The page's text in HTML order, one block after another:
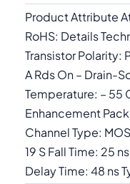
Product Attribute
RoHS: Details
Transistor Polarity:
A Rds On – Drain-
Temperature: – 55
Enhancement
Channel Type:
19 S Fall Time: 25
Delay Time: 48 ns